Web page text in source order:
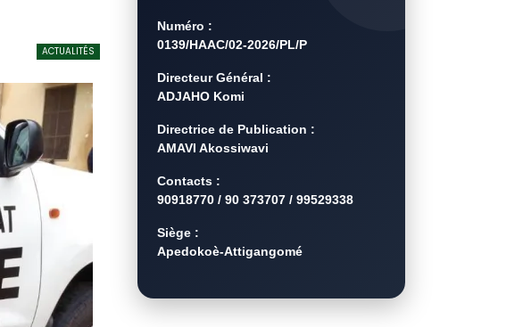
ACTUALITÉS
Numéro :
0139/HAAC/02-2026/PL/P
Directeur Général :
ADJAHO Komi
Directrice de Publication :
AMAVI Akossiwavi
Contacts :
90918770 / 90 373707 / 99529338
Siège :
Apedokoè-Attigangomé